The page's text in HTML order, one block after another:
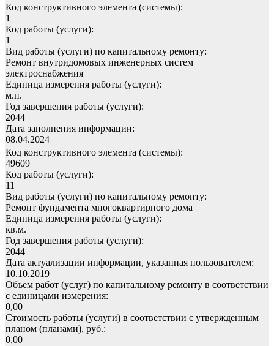
Код конструктивного элемента (системы):
1
Код работы (услуги):
1
Вид работы (услуги) по капитальному ремонту:
Ремонт внутридомовых инженерных систем
электроснабжения
Единица измерения работы (услуги):
м.п.
Год завершения работы (услуги):
2044
Дата заполнения информации:
08.04.2024
Код конструктивного элемента (системы):
49609
Код работы (услуги):
11
Вид работы (услуги) по капитальному ремонту:
Ремонт фундамента многоквартирного дома
Единица измерения работы (услуги):
кв.м.
Год завершения работы (услуги):
2044
Дата актуализации информации, указанная пользователем:
10.10.2019
Объем работ (услуг) по капитальному ремонту в соответствии
с единицами измерения:
0,00
Стоимость работы (услуги) в соответствии с утвержденным
планом (планами), руб.:
0,00